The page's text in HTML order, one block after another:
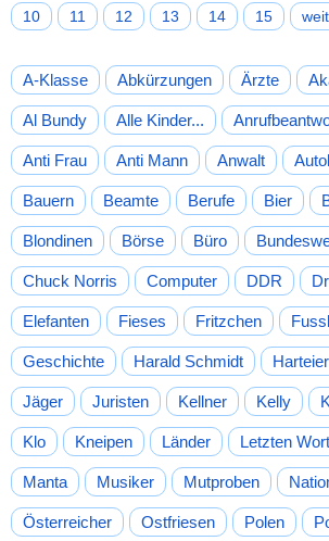
10 11 12 13 14 15
A-Klasse
Abkürzungen Ärzte
Al Bundy Alle Kinder...
Anti Frau Anti Mann Anwalt
Bauern Beamte Berufe Bier
Blondinen Börse Büro
Chuck Norris Computer DDR
Elefanten Fieses Fritzchen
Geschichte Harald Schmidt Harteier
Jäger Juristen Kellner Kelly
Klo Kneipen Länder Letzten
Manta Musiker Mutproben
Österreicher Ostfriesen Polen